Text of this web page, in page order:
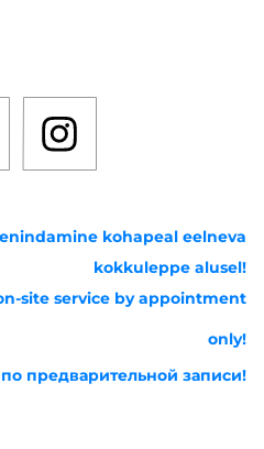
kohapeal eelneva
kokkuleppe alusel!
site service by appointment
only!
предварительной записи!